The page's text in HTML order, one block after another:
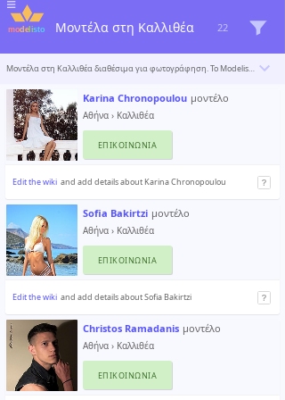
Μοντέλα στη Καλλιθέα 22
Μοντέλα στη Καλλιθέα διαθέσιμα για φωτογράφηση. Το Modelisto δημιουργεί έναν κατάλογο με τους «σπουδαιότερους επαγγελματίες του κόσμου». Για να συμπεριληφθείτε
Karina Chronopoulou μοντέλο
Αθήνα › Καλλιθέα
ΕΠΙΚΟΙΝΩΝΊΑ
Edit the wiki and add details about Karina Chronopoulou
Sofia Bakirtzi μοντέλο
Αθήνα › Καλλιθέα
ΕΠΙΚΟΙΝΩΝΊΑ
Edit the wiki and add details about Sofia Bakirtzi
Christos Ramadanis μοντέλο
Αθήνα › Καλλιθέα
ΕΠΙΚΟΙΝΩΝΊΑ